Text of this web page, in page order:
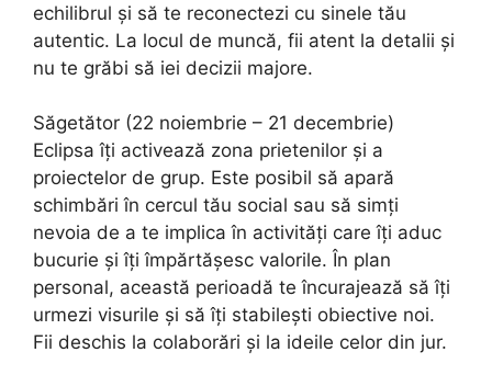
echilibrul și să te reconectezi cu sinele tău
autentic. La locul de muncă, fii atent la detalii și
nu te grăbi să iei decizii majore.
Săgetător (22 noiembrie – 21 decembrie)
Eclipsa îți activează zona prietenilor și a
proiectelor de grup. Este posibil să apară
schimbări în cercul tău social sau să simți
nevoia de a te implica în activități care îți aduc
bucurie și îți împărtășesc valorile. În plan
personal, această perioadă te încurajează să îți
urmezi visurile și să îți stabilești obiective noi.
Fii deschis la colaborări și la ideile celor din jur.